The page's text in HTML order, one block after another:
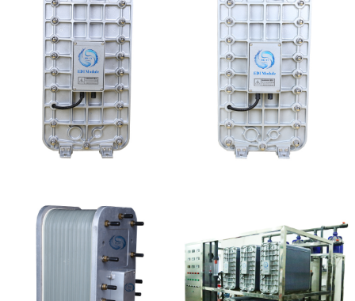
MK-TC100 EDI超纯水
MK-TC500 EDI模块